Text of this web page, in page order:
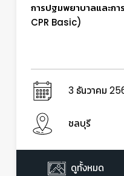
การปฐมพยาบาลและก
CPR Basic)
3 ธันวาคม
ชลบุรี
ดูทั้งหมด